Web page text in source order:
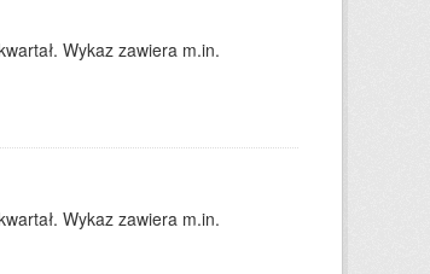
Wykaz zawiera m.in.
Wykaz zawiera m.in.